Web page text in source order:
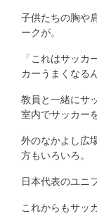
子供たちの胸や
ークが。
「これはサッカ
カーうまくなる
教員と一緒にサ
室内でサッカー
外のなかよし広
方もいろいろ。
日本代表のユニ
これからもサッ